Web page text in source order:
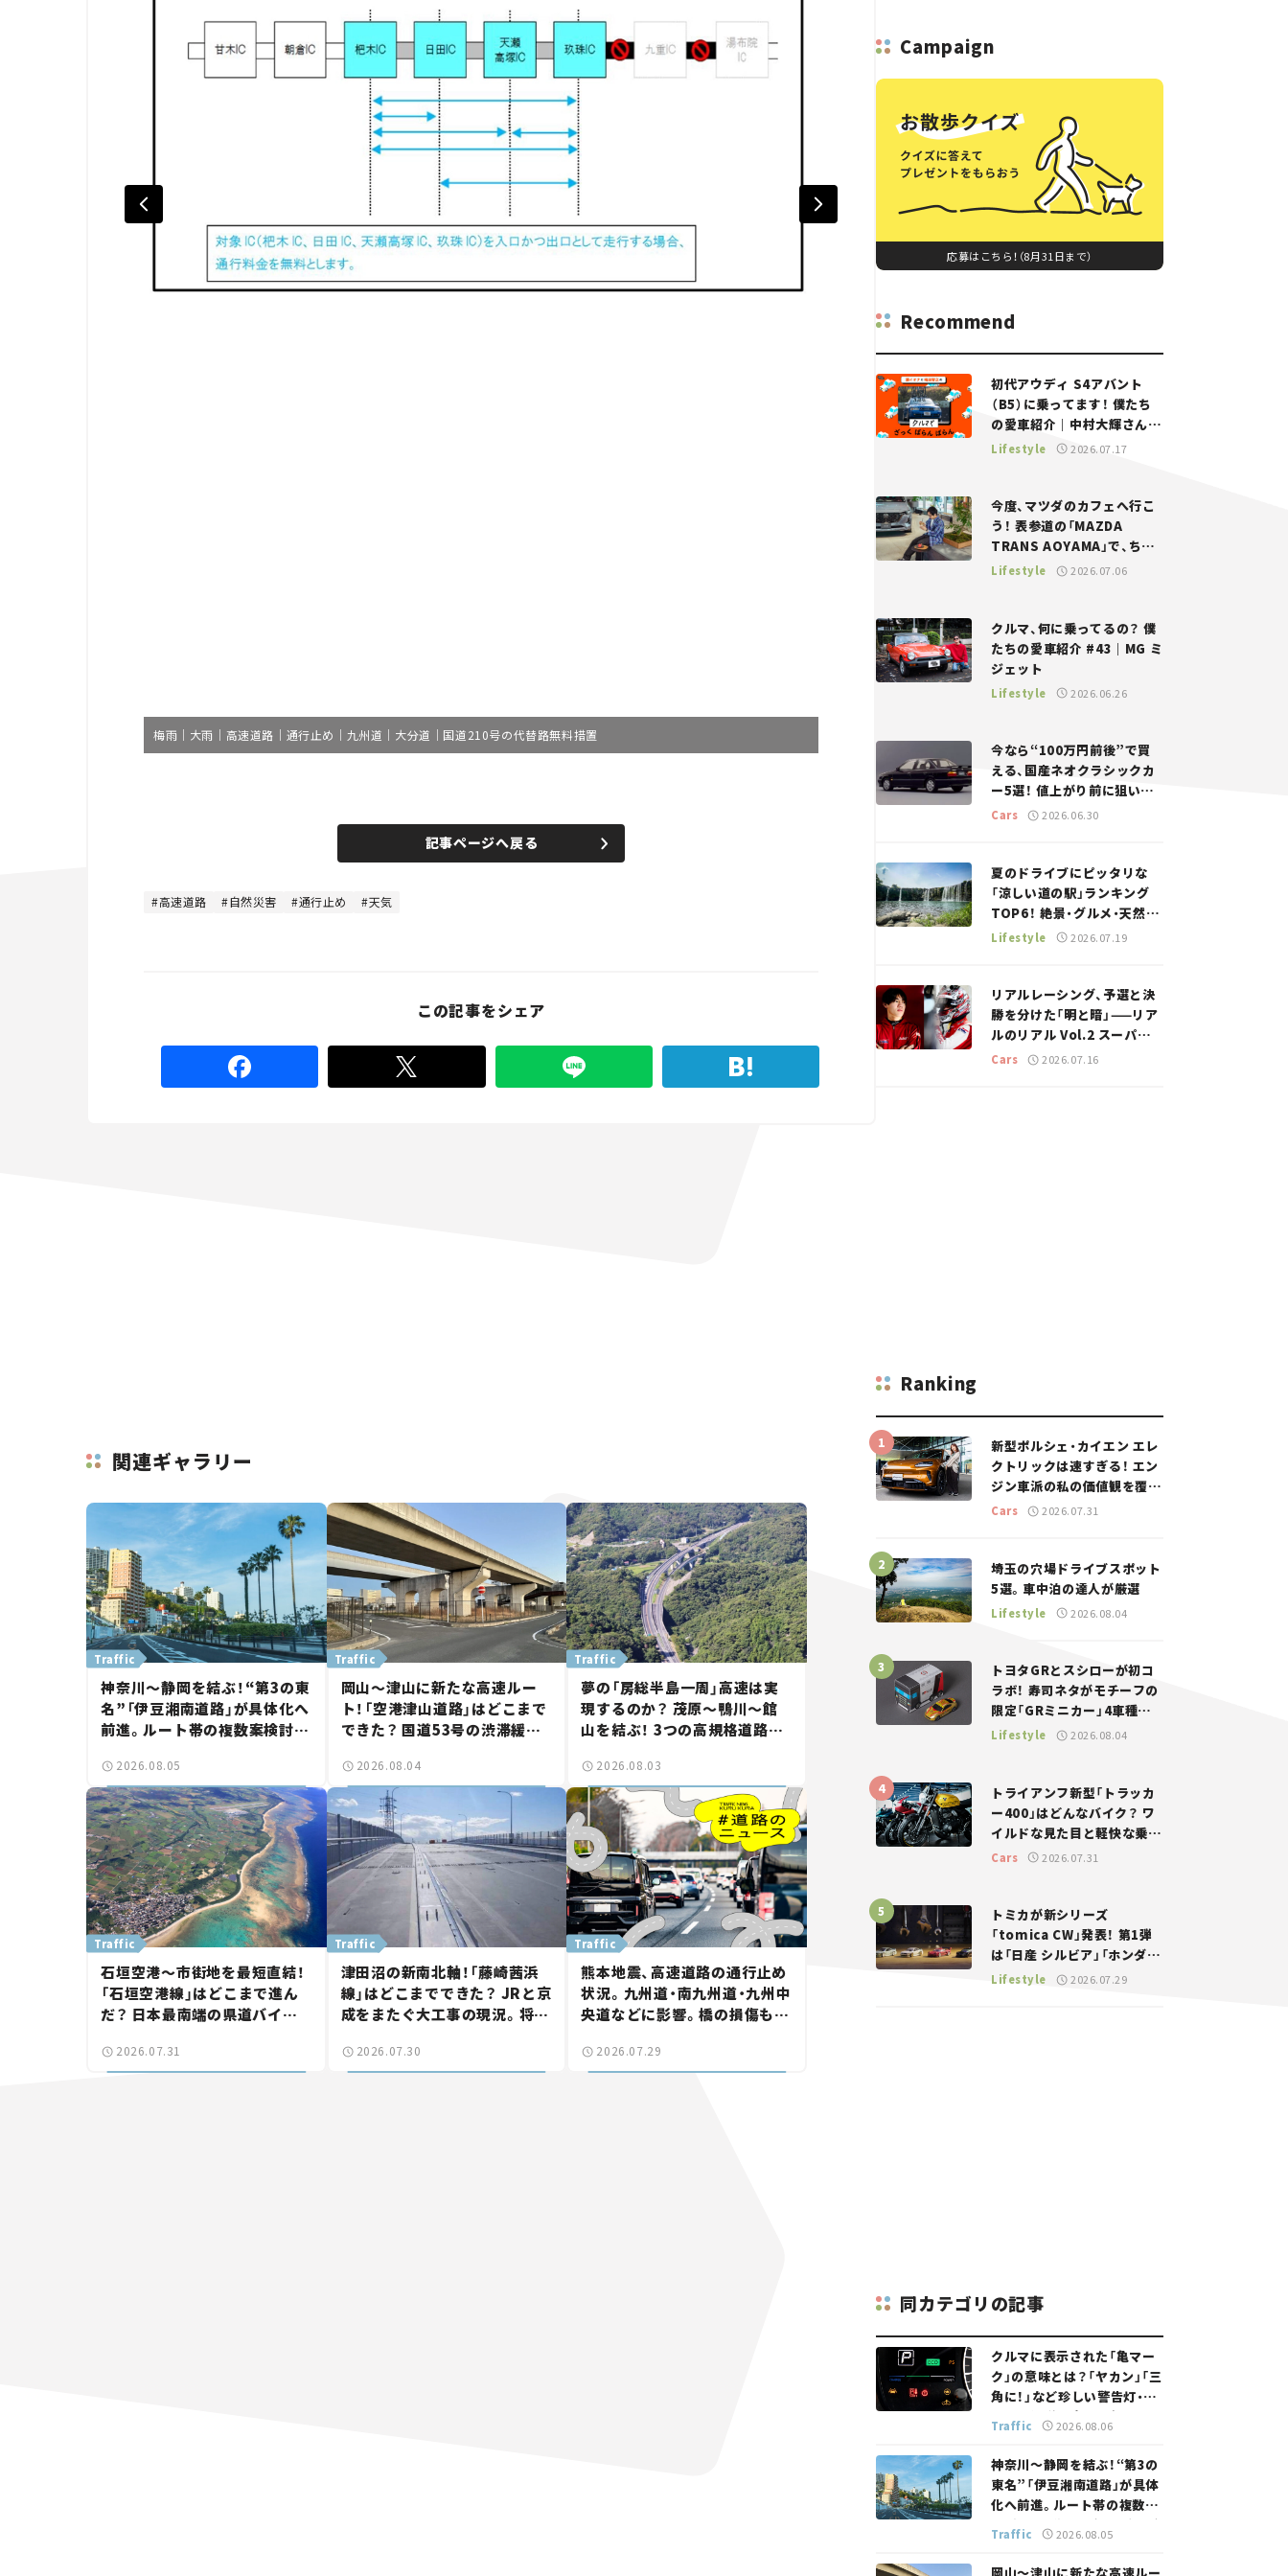
梅雨｜大雨｜高速道路｜通行止め｜九州道｜大分道｜国道210号の代替路無料措置
4
.
記事ページへ戻る
高速道路 自然災害 通行止め 天気
この記事をシェア
関連ギャラリー
Traffic
神奈川～静岡を結ぶ！“第3の東
名”「伊豆湘南道路」が具体化へ
前進。ルート帯の複数案検討
【いま気になる道路計画】
2026.08.05
Traffic
岡山～津山に新たな高速ルー
ト！「空港津山道路」はどこまで
できた？ 国道53号の渋滞緩和
【いま気になる道路計画】
2026.08.04
Traffic
夢の「房総半島一周」高速は実
現するのか？ 茂原～鴨川～館
山を結ぶ！ 3つの高規格道路計
討進む【いま気になる道路計
画】
2026.08.03
Traffic
石垣空港～市街地を最短直結！
「石垣空港線」はどこまで進ん
だ？ 日本最南端の県道バイパ
気になる道路計画】
2026.07.31
Traffic
津田沼の新南北軸！「藤崎茜浜
線」はどこまでできた？ JRと京
成をまたぐ大工事の現況。将来
結【いま気になる道路計画】
2026.07.30
Traffic
熊本地震、高速道路の通行止め
状況。九州道・南九州道・九州中
央道などに影響。橋の損傷も確
2026.07.29
Campaign
応募はこちら！（8月31日まで）
Recommend
初代アウディ S4アバント
（B5）に乗ってます！ 僕たち
の愛車紹介｜中村大輝さん
——瀬イオナと嶋田智之の
Lifestyle 2026.07.17
今度、マツダのカフェへ行こ
う！ 表参道の「MAZDA
TRANS AOYAMA」で、ちょ
っとひと息。——連載｜CCG
Lifestyle 2026.07.06
クルマ、何に乗ってるの？ 僕
たちの愛車紹介 #43｜MG ミ
ジェット
Lifestyle 2026.06.26
今なら“100万円前後”で買
える、国産ネオクラシックカ
ー5選！ 値上がり前に狙いた
い、中古車探しをお手伝い――ち
Cars 2026.06.30
夏のドライブにピッタリな
「涼しい道の駅」ランキング
TOP6！ 絶景・グルメ・天然ク
ーラーなど、避暑におすすめ
Lifestyle 2026.07.19
リアルレーシング、予選と決
勝を分けた「明と暗」——リア
ルのリアル Vol.2 スーパー
GT 2026開幕戦 岡山国際サ
Cars 2026.07.16
Ranking
新型ポルシェ・カイエン エレ
クトリックは速すぎる！ エン
ジン車派の私の価値観を覆し
た、新しいポルシェの走り。
Cars 2026.07.31
埼玉の穴場ドライブスポット
5選。車中泊の達人が厳選
Lifestyle 2026.08.04
トヨタGRとスシローが初コ
ラボ！ 寿司ネタがモチーフの
限定「GRミニカー」4車種が
登場。入手方法は？【クルマ
Lifestyle 2026.08.04
トライアンフ新型「トラッカ
ー400」はどんなバイク？ ワ
イルドな見た目と軽快な乗り
味を両立した400ccフラット
Cars 2026.07.31
トミカが新シリーズ
「tomica CW」発表！ 第1弾
は「日産 シルビア」「ホンダ
NSX」が登場。世界が注目す
Lifestyle 2026.07.29
同カテゴリの記事
クルマに表示された「亀マー
ク」の意味とは？「ヤカン」「三
角に！」など珍しい警告灯・表
示灯を解説。 意外と便利なマ
ークも【クルマの知識】
Traffic 2026.08.06
神奈川～静岡を結ぶ！“第3の
東名”「伊豆湘南道路」が具体
化へ前進。ルート帯の複数案
検討へ。熱海まで信号ゼロが
実現？ 【いま気になる道路計
画】
Traffic 2026.08.05